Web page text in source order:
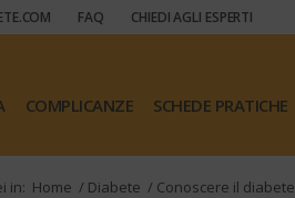
FAQ CHIEDI AGLI ESPERTI
COMPLICANZE SCHEDE PRATICHE
in: Home / Diabete / Conoscere il diabete